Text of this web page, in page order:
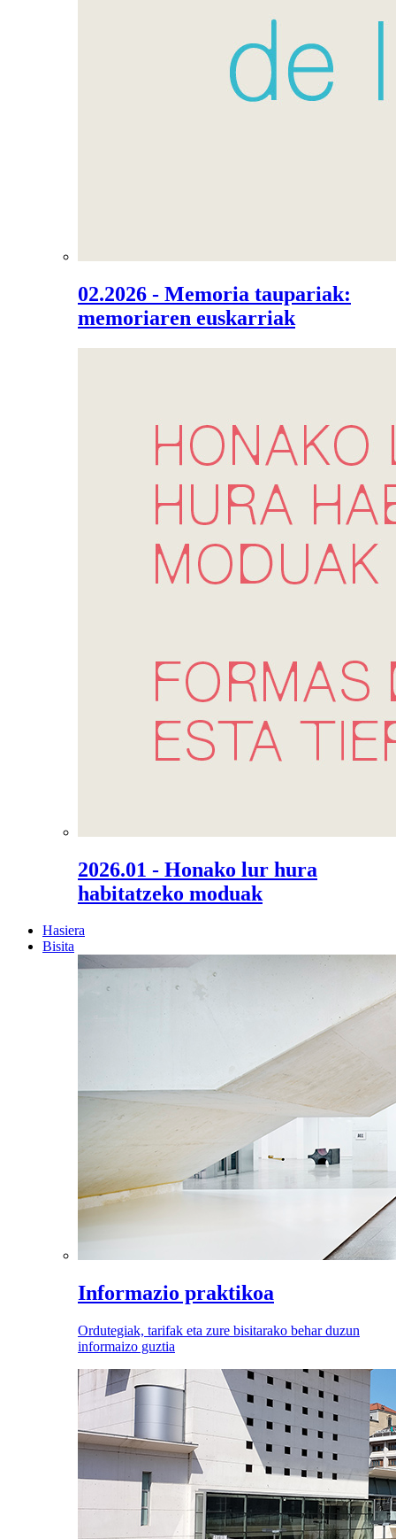
02.2026 - Memoria taupariak:
memoriaren euskarriak
2026.01 - Honako lur hura
habitatzeko moduak
Hasiera
Bisita
Informazio praktikoa
Ordutegiak, tarifak eta zure bisitarako behar duzun
informaizo guztia